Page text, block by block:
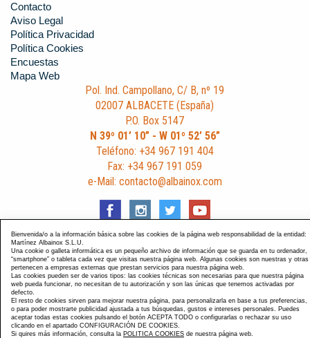
Contacto
Aviso Legal
Política Privacidad
Política Cookies
Encuestas
Mapa Web
Pol. Ind. Campollano, C/ B, nº 19
02007 ALBACETE (España)
P.O. Box 5147
N 39º 01’ 10” - W 01º 52’ 56”
Teléfono: +34 967 191 404
Fax: +34 967 191 059
e-Mail: contacto@albainox.com
Diseño y Desarrollo web Im3diA comunicación. Esta página
está optimizada para navegadores Chrome, Internet Explorer
9 y Firefox 4.0.
Bienvenida/o a la información básica sobre las cookies de la página web responsabilidad de la entidad:
Martínez Albainox S.L.U.
Una cookie o galleta informática es un pequeño archivo de información que se guarda en tu ordenador,
“smartphone” o tableta cada vez que visitas nuestra página web. Algunas cookies son nuestras y otras
pertenecen a empresas externas que prestan servicios para nuestra página web.
Las cookies pueden ser de varios tipos: las cookies técnicas son necesarias para que nuestra página
web pueda funcionar, no necesitan de tu autorización y son las únicas que tenemos activadas por
defecto.
El resto de cookies sirven para mejorar nuestra página, para personalizarla en base a tus preferencias,
o para poder mostrarte publicidad ajustada a tus búsquedas, gustos e intereses personales. Puedes
aceptar todas estas cookies pulsando el botón ACEPTA TODO o configurarlas o rechazar su uso
clicando en el apartado CONFIGURACIÓN DE COOKIES.
Si quires más información, consulta la POLITICA COOKIES de nuestra página web.